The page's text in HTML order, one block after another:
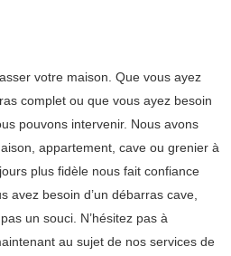
votre maison. Que vous ayez
complet ou que vous ayez besoin
pouvons intervenir. Nous avons
appartement, cave ou grenier à
plus fidèle nous fait confiance
avez besoin d’un débarras cave,
un souci. N’hésitez pas à
au sujet de nos services de